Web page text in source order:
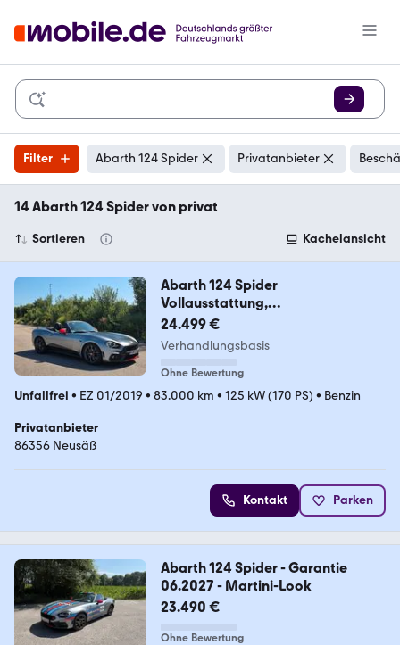
Filter Abarth 124 Spider Privatanbieter
14 Abarth 124 Spider von privat
Sortieren Kachelansicht
Abarth 124 Spider
Vollausstattung,
scheckheftgepflegt
24.499 €
Verhandlungsbasis
Ohne Bewertung
Unfallfrei • EZ 01/2019 • 83.000 km • 125 kW (170 PS) • Benzin
Privatanbieter
86356 Neusäß
Kontakt Parken
Abarth 124 Spider - Garantie
06.2027 - Martini-Look
23.490 €
Ohne Bewertung